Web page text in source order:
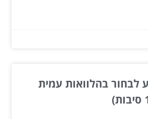
לבחור בהלוואות עמית